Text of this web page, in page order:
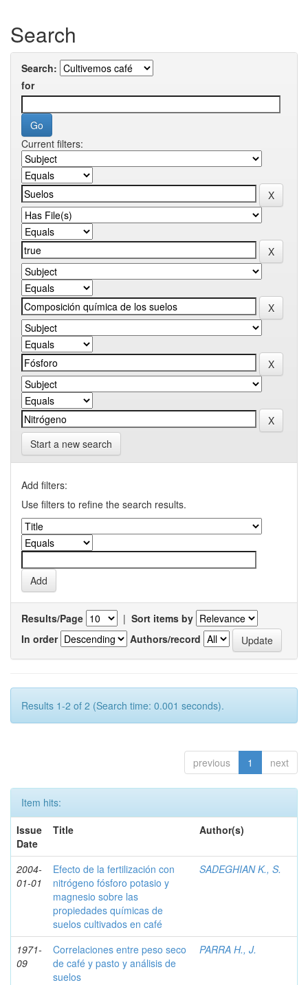
Search
Search:
for
Current filters:
Start a new search
Add filters:
Use filters to refine the search results.
Results/Page | Sort items by
In order
Authors/record
Results 1-2 of 2 (Search time: 0.001 seconds).
previous 1 next
Item hits:
Issue
Date
Title Author(s)
2004-
01-01
Efecto de la fertilización con
nitrógeno fósforo potasio y
magnesio sobre las
propiedades químicas de
suelos cultivados en café
SADEGHIAN K., S.
1971-
09
Correlaciones entre peso seco
de café y pasto y análisis de
suelos
PARRA H., J.